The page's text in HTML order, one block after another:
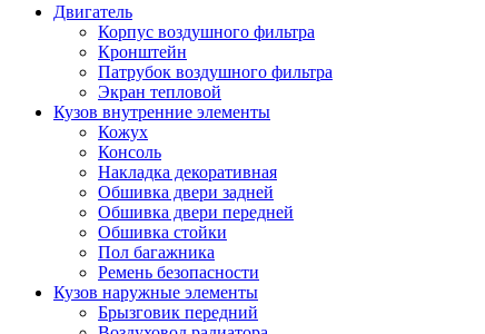
Двигатель
Корпус воздушного фильтра
Кронштейн
Патрубок воздушного фильтра
Экран тепловой
Кузов внутренние элементы
Кожух
Консоль
Накладка декоративная
Обшивка двери задней
Обшивка двери передней
Обшивка стойки
Пол багажника
Ремень безопасности
Кузов наружные элементы
Брызговик передний